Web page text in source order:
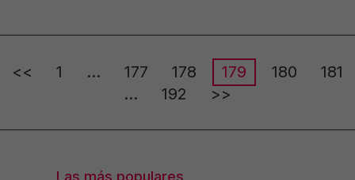
Posts
<< 1 … 177 178 179 180
181
…
192 >>
Las más populares